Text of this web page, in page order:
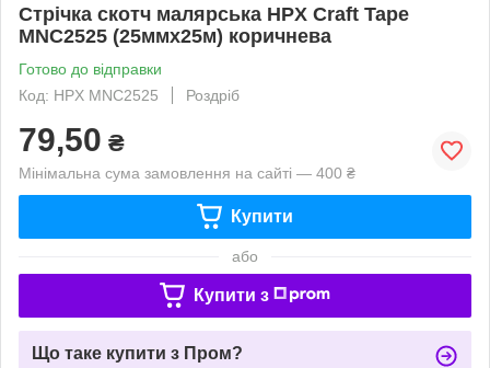
Стрічка скотч малярська HPX Craft Tape
MNC2525 (25ммx25м) коричнева
Готово до відправки
Код: HPX MNC2525
Роздріб
79,50 ₴
Мінімальна сума замовлення на сайті — 400 ₴
Купити
або
Купити з
Що таке купити з Пром?